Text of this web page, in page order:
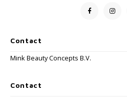
Contact
Mink Beauty Concepts B.V.
Contact